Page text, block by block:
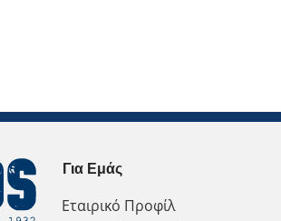
Για Εμάς
Εταιρικό Προφίλ